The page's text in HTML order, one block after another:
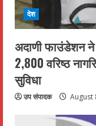
देश
अदाणी फाउंडेशन
2,800 वरिष्ठ
सुविधा
उप संपादक August